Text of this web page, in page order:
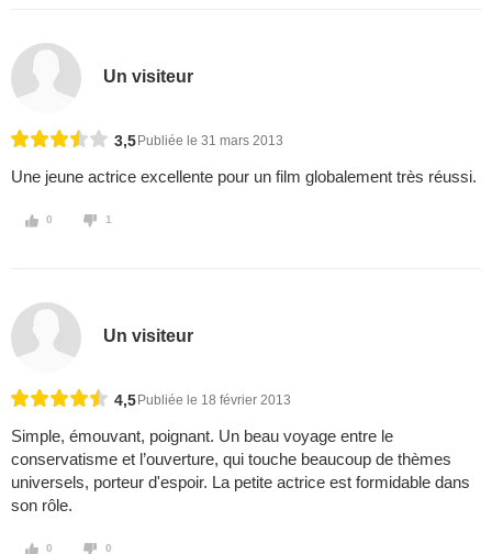
Un visiteur
3,5 Publiée le 31 mars 2013
Une jeune actrice excellente pour un film globalement très réussi.
0 1
Un visiteur
4,5 Publiée le 18 février 2013
Simple, émouvant, poignant. Un beau voyage entre le
conservatisme et l’ouverture, qui touche beaucoup de thèmes
universels, porteur d'espoir. La petite actrice est formidable dans
son rôle.
0 0